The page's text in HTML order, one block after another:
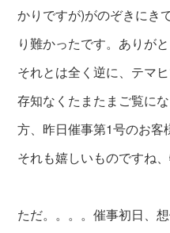
かりですが)がのぞきにき
り難かったです。ありが
それとは全く逆に、テマ
存知なくたまたまご覧に
方、昨日催事第1号のお客
それも嬉しいものですね
ただ。。。。催事初日、